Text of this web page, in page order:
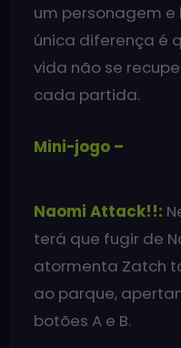
um personagem e
única diferença é
vida não se
cada partida.
Mini-jogo –
Naomi Attack!!:
terá que fugir de
atormenta Zatch
ao parque,
botões A e B.